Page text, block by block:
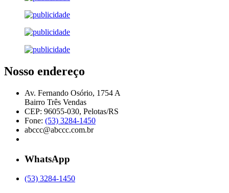
Nosso endereço
Av. Fernando Osório, 1754 A
Bairro Três Vendas
CEP: 96055-030, Pelotas/RS
Fone: (53) 3284-1450
abccc@abccc.com.br
WhatsApp
(53) 3284-1450